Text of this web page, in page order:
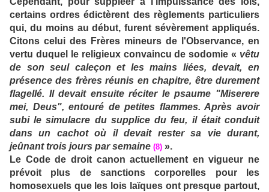
certains ordres édictèrent des règlements particuliers
qui, du moins au début, furent sévèrement appliqués.
Citons celui des Frères mineurs de l'Observance, en
vertu duquel le religieux convaincu de sodomie « vêtu
de son seul caleçon et les mains liées, devait, en
présence des frères réunis en chapitre, être durement
flagellé. Il devait ensuite réciter le psaume "Miserere
mei, Deus", entouré de petites flammes. Après avoir
subi le simulacre du supplice du feu, il était conduit
dans un cachot où il devait rester sa vie durant,
jeûnant trois jours par semaine (8) ».
Le Code de droit canon actuellement en vigueur ne
prévoit plus de sanctions corporelles pour les
homosexuels que les lois laïques ont presque partout,